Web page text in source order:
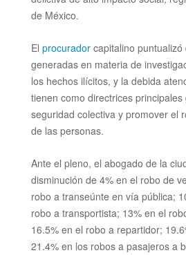
de México.
El procuradorcapitalino puntualizó
generadas en materia de
los hechos ilícitos, y la debida
tienen como directrices
seguridad colectiva y promover el
de las personas.
Ante el pleno, el abogado de la
disminución de 4% en el robo de
robo a transeúnte en vía pública;
robo a transportista; 13% en el
16.5% en el robo a repartidor;
21.4% en los robos a pasajeros a